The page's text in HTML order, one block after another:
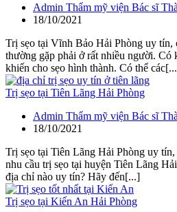
Admin Thẩm mỹ viện Bác sĩ
18/10/2021
Trị sẹo tại Vĩnh Bảo Hải Phòng uy tín,
thường gặp phải ở rất nhiều người. Có
khiến cho sẹo hình thành. Có thể
Trị sẹo tại Tiên Lãng Hải Phòng
Admin Thẩm mỹ viện Bác sĩ
18/10/2021
Trị sẹo tại Tiên Lãng Hải Phòng uy
nhu cầu trị sẹo tại huyện Tiên Lãng
địa chỉ nào uy tín? Hãy đến[...]
Trị sẹo tại Kiến An Hải Phòng